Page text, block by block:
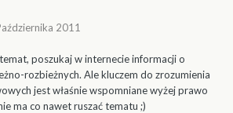
2011
poszukaj w internecie informacji o
rozbieżnych. Ale kluczem do zrozumienia
jest właśnie wspomniane wyżej prawo
ma co nawet ruszać tematu ;)